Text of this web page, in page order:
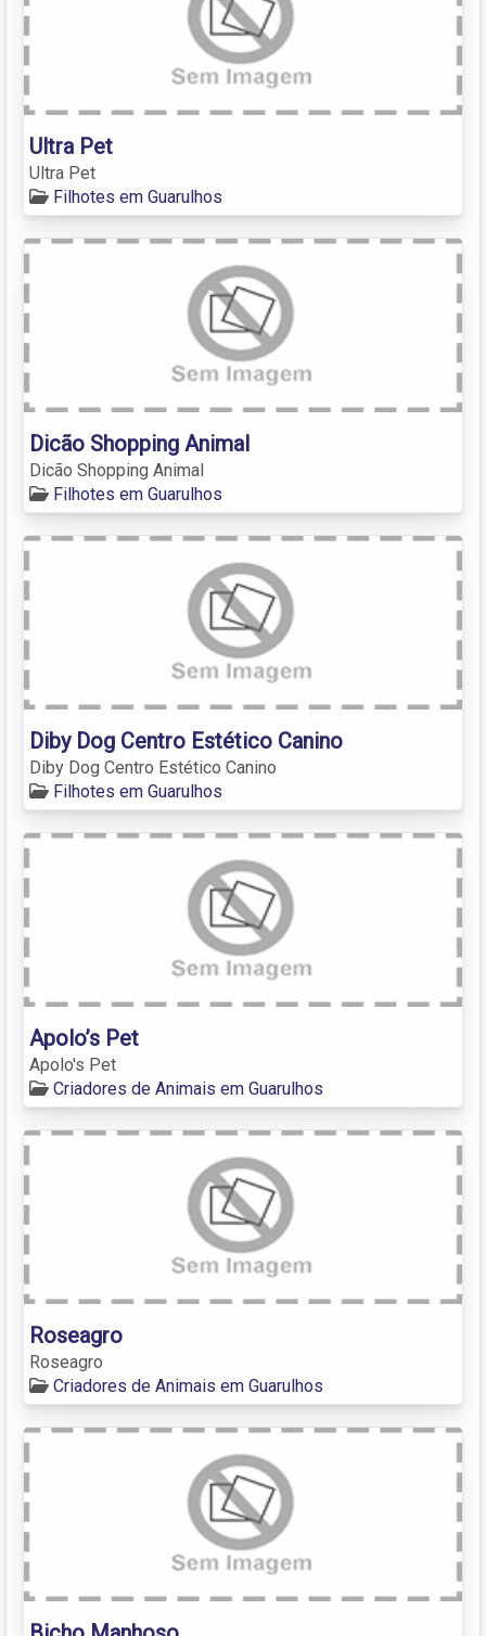
Ultra Pet
Ultra Pet
Filhotes em Guarulhos
Dicão Shopping Animal
Dicão Shopping Animal
Filhotes em Guarulhos
Diby Dog Centro Estético Canino
Diby Dog Centro Estético Canino
Filhotes em Guarulhos
Apolo’s Pet
Apolo's Pet
Criadores de Animais em Guarulhos
Roseagro
Roseagro
Criadores de Animais em Guarulhos